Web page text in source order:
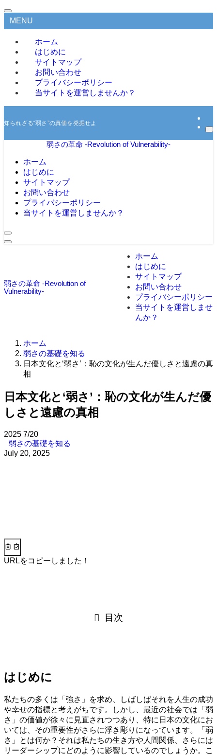
MENU
ホーム
はじめに
サイトマップ
お問い合わせ
プライバシーポリシー
当サイトを運営しませんか？
知られざる“弱さ”の真価を発掘せよ
弱さの革命 -Revolution of Vulnerability-
ホーム
はじめに
サイトマップ
お問い合わせ
プライバシーポリシー
当サイトを運営しませんか？
弱さの革命 -Revolution of
Vulnerability-
ホーム
はじめに
サイトマップ
お問い合わせ
プライバシーポリシー
当サイトを運営しませ
んか？
ホーム
弱さの基礎を知る
日本文化と‘弱さ’：恥の文化が生んだ優しさと遠慮の真
相
日本文化と‘弱さ’：恥の文化が生んだ優
しさと遠慮の真相
2025 7/20
弱さの基礎を知る
July 20, 2025
URLをコピーしました！
目次
はじめに
私たちの多くは「強さ」を求め、しばしばそれを人生の成功
や幸せの指標と考えがちです。しかし、最近の社会では「弱
さ」の価値が徐々に見直されつつあり、特に日本の文化にお
いては、その重要性がさらに浮き彫りになっています。「弱
さ」とは何か？それは私たちの生き方や人間関係、さらには
リーダーシップにどのように影響しているのでしょうか。こ